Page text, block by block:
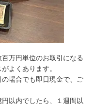
万円単位のお取引になる
よくあります。
場合でも即日現金で、ご
以内でしたら、１週間以